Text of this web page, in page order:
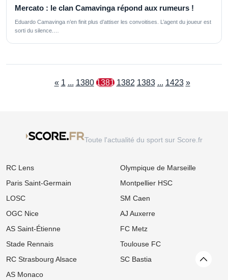
Mercato : le clan Camavinga répond aux rumeurs !
Eduardo Camavinga n’en finit plus d’attiser les convoitises. L’agent du joueur est
sorti du silence.…
« 1 ... 1380 1381 1382 1383 ... 1423 »
Toute l'actualité du sport sur Score.fr
RC Lens
Paris Saint-Germain
LOSC
OGC Nice
AS Saint-Étienne
Stade Rennais
RC Strasbourg Alsace
AS Monaco
Olympique de Marseille
Montpellier HSC
SM Caen
AJ Auxerre
FC Metz
Toulouse FC
SC Bastia